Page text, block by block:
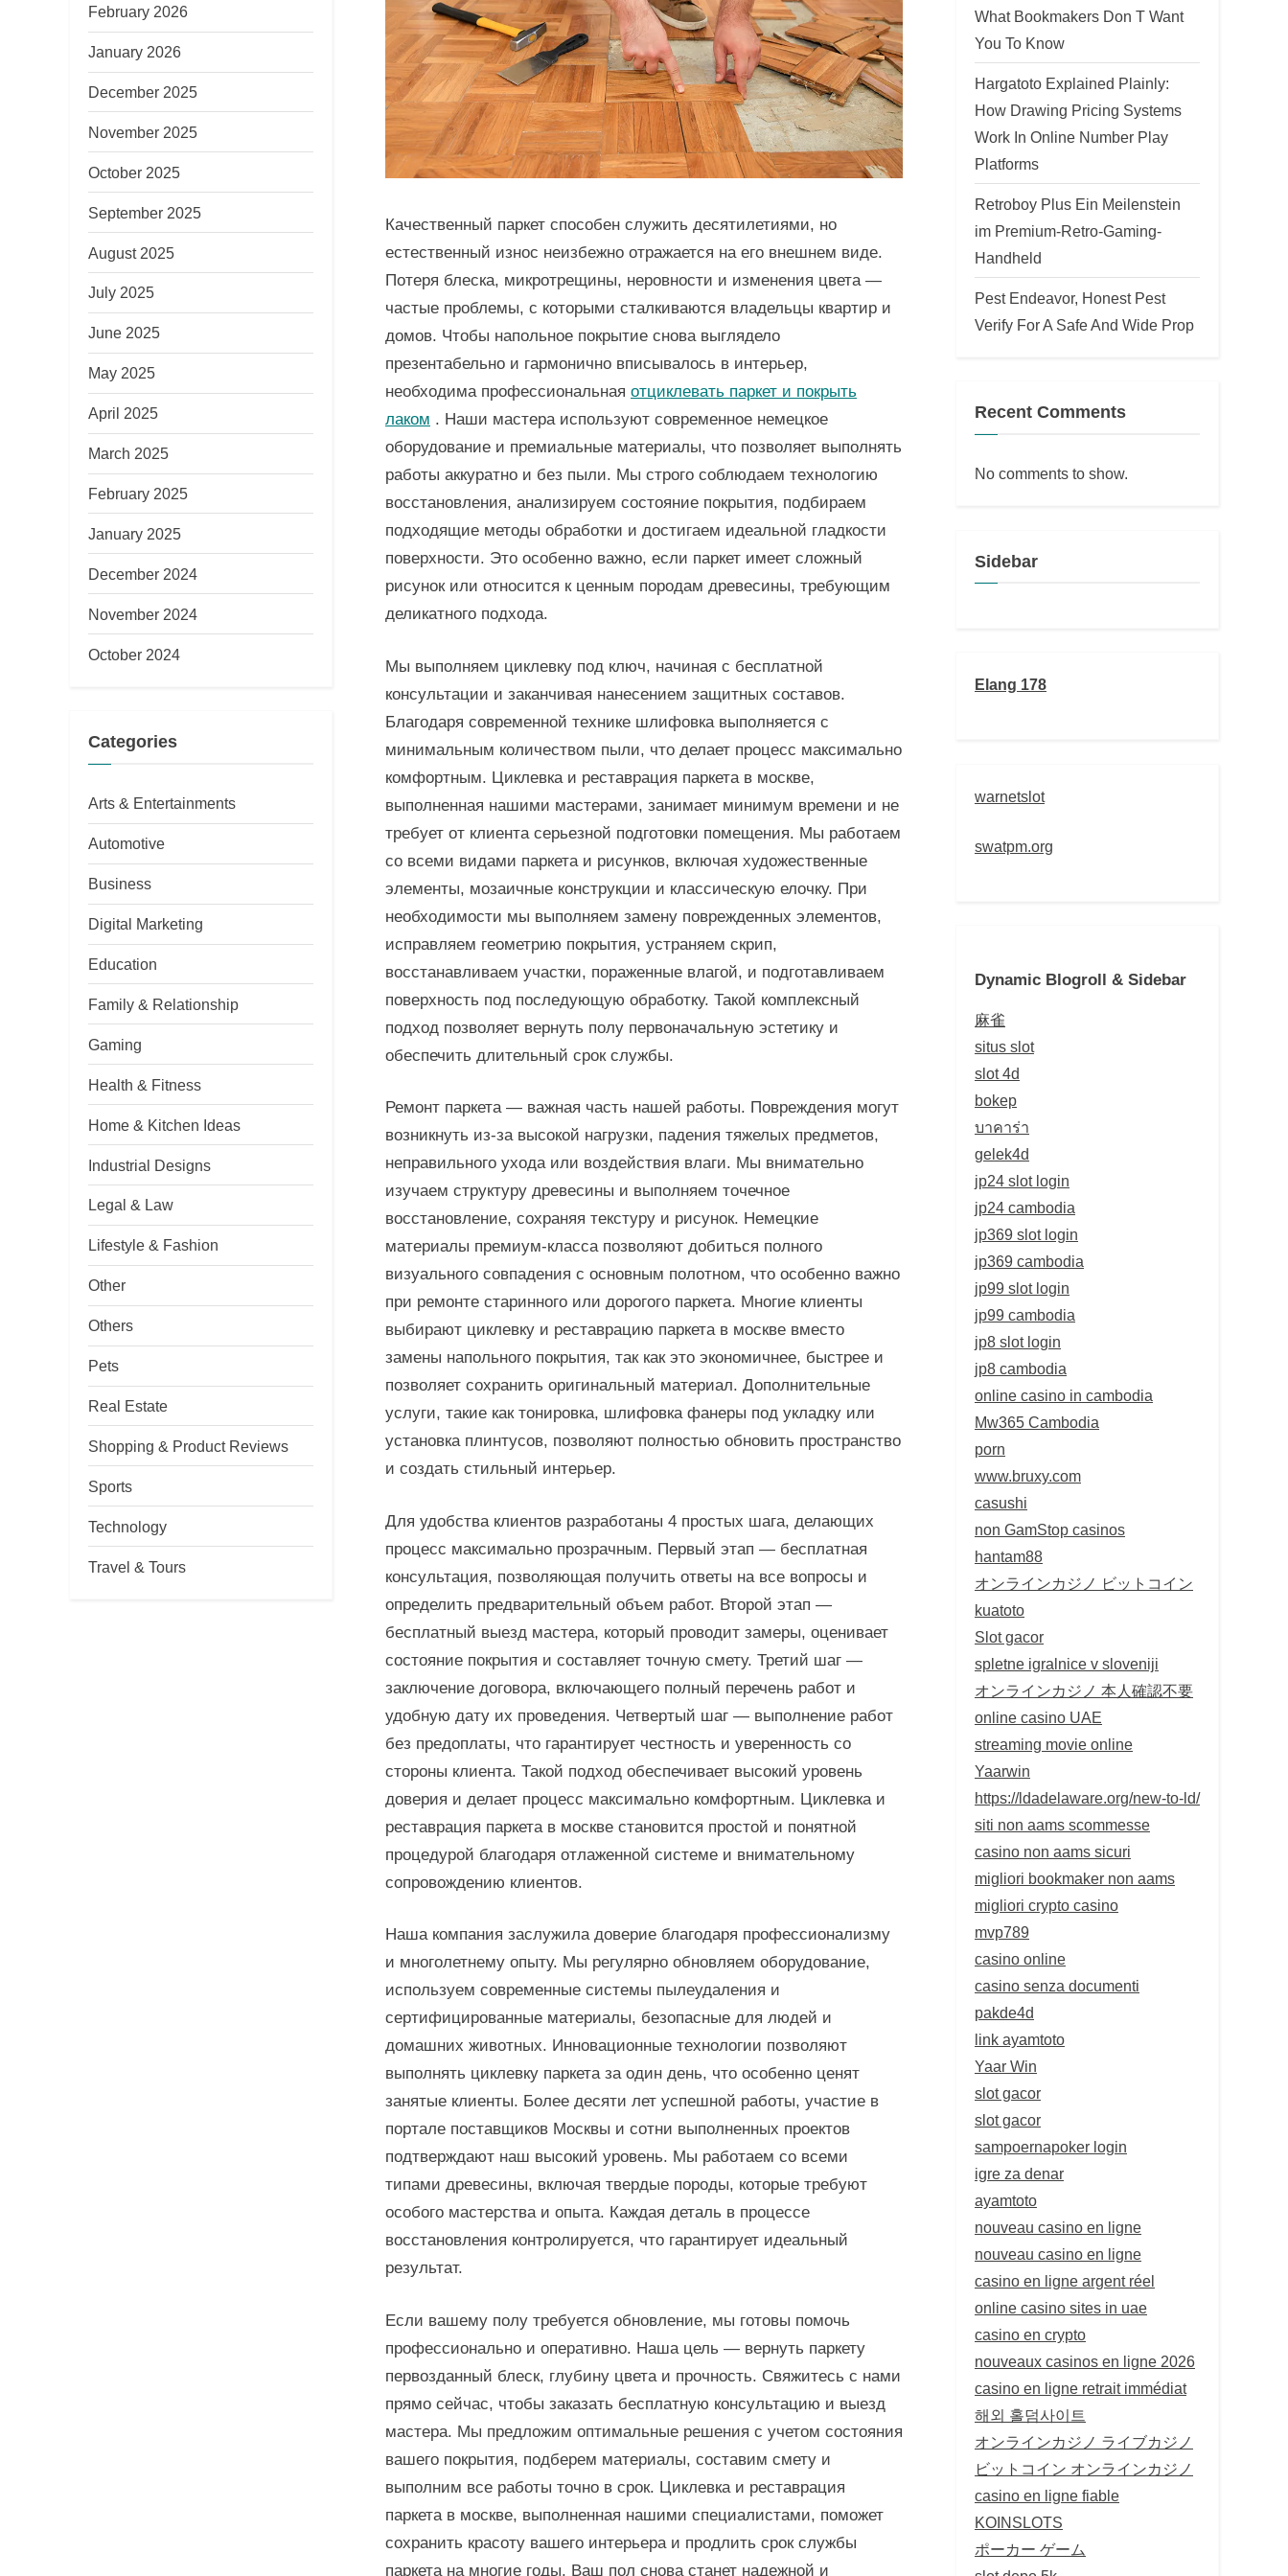
советы
специалистов
Качественный паркет способен служить десятилетиями, но
естественный износ неизбежно отражается на его внешнем виде.
Потеря блеска, микротрещины, неровности и изменения цвета —
частые проблемы, с которыми сталкиваются владельцы квартир и
домов. Чтобы напольное покрытие снова выглядело
презентабельно и гармонично вписывалось в интерьер,
необходима профессиональная отциклевать паркет и покрыть
лаком . Наши мастера используют современное немецкое
оборудование и премиальные материалы, что позволяет выполнять
работы аккуратно и без пыли. Мы строго соблюдаем технологию
восстановления, анализируем состояние покрытия, подбираем
подходящие методы обработки и достигаем идеальной гладкости
поверхности. Это особенно важно, если паркет имеет сложный
рисунок или относится к ценным породам древесины, требующим
деликатного подхода.
Мы выполняем циклевку под ключ, начиная с бесплатной
консультации и заканчивая нанесением защитных составов.
Благодаря современной технике шлифовка выполняется с
минимальным количеством пыли, что делает процесс максимально
комфортным. Циклевка и реставрация паркета в москве,
выполненная нашими мастерами, занимает минимум времени и не
требует от клиента серьезной подготовки помещения. Мы работаем
со всеми видами паркета и рисунков, включая художественные
элементы, мозаичные конструкции и классическую елочку. При
необходимости мы выполняем замену поврежденных элементов,
исправляем геометрию покрытия, устраняем скрип,
восстанавливаем участки, пораженные влагой, и подготавливаем
поверхность под последующую обработку. Такой комплексный
подход позволяет вернуть полу первоначальную эстетику и
обеспечить длительный срок службы.
Ремонт паркета — важная часть нашей работы. Повреждения могут
возникнуть из-за высокой нагрузки, падения тяжелых предметов,
неправильного ухода или воздействия влаги. Мы внимательно
изучаем структуру древесины и выполняем точечное
восстановление, сохраняя текстуру и рисунок. Немецкие
материалы премиум-класса позволяют добиться полного
визуального совпадения с основным полотном, что особенно важно
при ремонте старинного или дорогого паркета. Многие клиенты
выбирают циклевку и реставрацию паркета в москве вместо
замены напольного покрытия, так как это экономичнее, быстрее и
позволяет сохранить оригинальный материал. Дополнительные
услуги, такие как тонировка, шлифовка фанеры под укладку или
установка плинтусов, позволяют полностью обновить пространство
и создать стильный интерьер.
Для удобства клиентов разработаны 4 простых шага, делающих
процесс максимально прозрачным. Первый этап — бесплатная
консультация, позволяющая получить ответы на все вопросы и
определить предварительный объем работ. Второй этап —
бесплатный выезд мастера, который проводит замеры, оценивает
состояние покрытия и составляет точную смету. Третий шаг —
заключение договора, включающего полный перечень работ и
удобную дату их проведения. Четвертый шаг — выполнение работ
без предоплаты, что гарантирует честность и уверенность со
стороны клиента. Такой подход обеспечивает высокий уровень
доверия и делает процесс максимально комфортным. Циклевка и
реставрация паркета в москве становится простой и понятной
процедурой благодаря отлаженной системе и внимательному
сопровождению клиентов.
Наша компания заслужила доверие благодаря профессионализму
и многолетнему опыту. Мы регулярно обновляем оборудование,
используем современные системы пылеудаления и
сертифицированные материалы, безопасные для людей и
домашних животных. Инновационные технологии позволяют
выполнять циклевку паркета за один день, что особенно ценят
занятые клиенты. Более десяти лет успешной работы, участие в
портале поставщиков Москвы и сотни выполненных проектов
подтверждают наш высокий уровень. Мы работаем со всеми
типами древесины, включая твердые породы, которые требуют
особого мастерства и опыта. Каждая деталь в процессе
восстановления контролируется, что гарантирует идеальный
результат.
Если вашему полу требуется обновление, мы готовы помочь
профессионально и оперативно. Наша цель — вернуть паркету
первозданный блеск, глубину цвета и прочность. Свяжитесь с нами
прямо сейчас, чтобы заказать бесплатную консультацию и выезд
мастера. Мы предложим оптимальные решения с учетом состояния
вашего покрытия, подберем материалы, составим смету и
выполним все работы точно в срок. Циклевка и реставрация
паркета в москве, выполненная нашими специалистами, поможет
сохранить красоту вашего интерьера и продлить срок службы
паркета на многие годы. Ваш пол снова станет надежной и
February 2026
January 2026
December 2025
November 2025
October 2025
September 2025
August 2025
July 2025
June 2025
May 2025
April 2025
March 2025
February 2025
January 2025
December 2024
November 2024
October 2024
Categories
Arts & Entertainments
Automotive
Business
Digital Marketing
Education
Family & Relationship
Gaming
Health & Fitness
Home & Kitchen Ideas
Industrial Designs
Legal & Law
Lifestyle & Fashion
Other
Others
Pets
Real Estate
Shopping & Product Reviews
Sports
Technology
Travel & Tours
What Bookmakers Don T Want
You To Know
Hargatoto Explained Plainly:
How Drawing Pricing Systems
Work In Online Number Play
Platforms
Retroboy Plus Ein Meilenstein
im Premium-Retro-Gaming-
Handheld
Pest Endeavor, Honest Pest
Verify For A Safe And Wide Prop
Recent Comments
No comments to show.
Sidebar
Elang 178
warnetslot
swatpm.org
Dynamic Blogroll & Sidebar
麻雀
situs slot
slot 4d
bokep
บาคาร่า
gelek4d
jp24 slot login
jp24 cambodia
jp369 slot login
jp369 cambodia
jp99 slot login
jp99 cambodia
jp8 slot login
jp8 cambodia
online casino in cambodia
Mw365 Cambodia
porn
www.bruxy.com
casushi
non GamStop casinos
hantam88
オンラインカジノ ビットコイン
kuatoto
Slot gacor
spletne igralnice v sloveniji
オンラインカジノ 本人確認不要
online casino UAE
streaming movie online
Yaarwin
https://ldadelaware.org/new-to-ld/
siti non aams scommesse
casino non aams sicuri
migliori bookmaker non aams
migliori crypto casino
mvp789
casino online
casino senza documenti
pakde4d
link ayamtoto
Yaar Win
slot gacor
slot gacor
sampoernapoker login
igre za denar
ayamtoto
nouveau casino en ligne
nouveau casino en ligne
casino en ligne argent réel
online casino sites in uae
casino en crypto
nouveaux casinos en ligne 2026
casino en ligne retrait immédiat
해외 홀덤사이트
オンラインカジノ ライブカジノ
ビットコイン オンラインカジノ
casino en ligne fiable
KOINSLOTS
ポーカー ゲーム